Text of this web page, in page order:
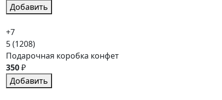
Добавить
+7
5(1208)
Подарочная коробка конфет
350₽
Добавить